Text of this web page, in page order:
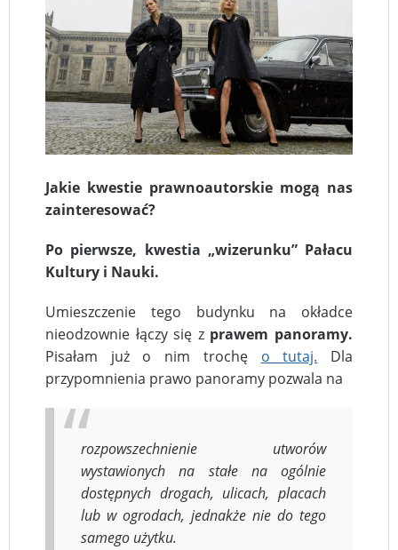
Jakie kwestie prawnoautorskie mogą nas
zainteresować?
Po pierwsze, kwestia „wizerunku” Pałacu
Kultury i Nauki.
Umieszczenie tego budynku na okładce
nieodzownie łączy się z prawem panoramy.
Pisałam już o nim trochę o tutaj. Dla
przypomnienia prawo panoramy pozwala na
rozpowszechnienie utworów
wystawionych na stałe na ogólnie
dostępnych drogach, ulicach, placach
lub w ogrodach, jednakże nie do tego
samego użytku.